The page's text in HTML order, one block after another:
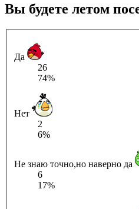
Вы будете летом
Да
26
74%
Нет
2
6%
Не знаю точно,но наверно да
6
17%